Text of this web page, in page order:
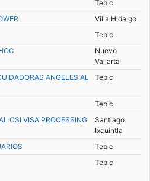
Tepic
Villa Hidalgo
Tepic
Nuevo
Vallarta
ANGELES AL
Tepic
Tepic
CSI VISA PROCESSING
Santiago
Ixcuintla
Tepic
Tepic